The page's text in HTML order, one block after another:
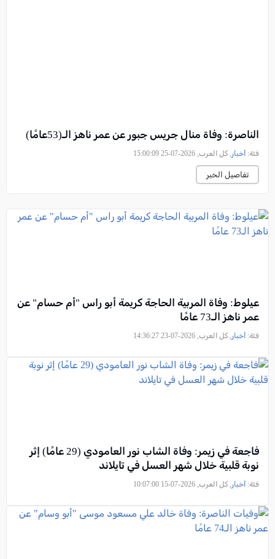
الناصرة: وفاة منال جريس جبور عن عمر ناهز الـ(53عامًا)
فئة: أخبار , كل العرب, 2026-07-25 15:00:09
تفاصيل الخبر
عيلوط: وفاة المربية الحاجة كريمة أبو راس "أم حسام" عن
عمر ناهز الـ73 عامًا
فئة: أخبار , كل العرب, 2026-07-23 14:36:27
فاجعة في زيمر: وفاة الشاب نور العامودي (29 عامًا) إثر
نوبة قلبية خلال شهر العسل في تايلاند
فئة: أخبار , كل العرب, 2026-07-15 10:07:00